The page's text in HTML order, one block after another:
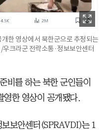
한 영상에서 북한군으로 추정되는
우크라군 전략소통·정보보안센터
비를 하는 북한 군인들이
영한 영상이 공개됐다.
보안센터(SPRAVDI)는 1